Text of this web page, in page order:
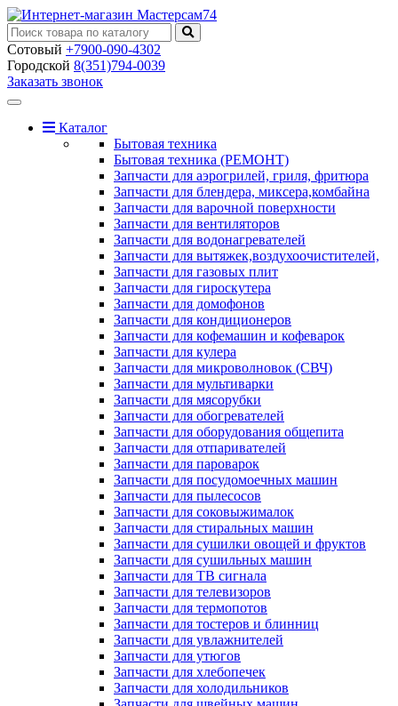
Сотовый +7900-090-4302
Городской 8(351)794-0039
Заказать звонок
Toggle
navigationКаталог
Бытовая техника
Бытовая техника (РЕМОНТ)
Запчасти для аэрогрилей, гриля, фритюра
Запчасти для блендера, миксера,комбайна
Запчасти для варочной поверхности
Запчасти для вентиляторов
Запчасти для водонагревателей
Запчасти для вытяжек,воздухоочистителей,
Запчасти для газовых плит
Запчасти для гироскутера
Запчасти для домофонов
Запчасти для кондиционеров
Запчасти для кофемашин и кофеварок
Запчасти для кулера
Запчасти для микроволновок (СВЧ)
Запчасти для мультиварки
Запчасти для мясорубки
Запчасти для обогревателей
Запчасти для оборудования общепита
Запчасти для отпаривателей
Запчасти для пароварок
Запчасти для посудомоечных машин
Запчасти для пылесосов
Запчасти для соковыжималок
Запчасти для стиральных машин
Запчасти для сушилки овощей и фруктов
Запчасти для сушильных машин
Запчасти для ТВ сигнала
Запчасти для телевизоров
Запчасти для термопотов
Запчасти для тостеров и блинниц
Запчасти для увлажнителей
Запчасти для утюгов
Запчасти для хлебопечек
Запчасти для холодильников